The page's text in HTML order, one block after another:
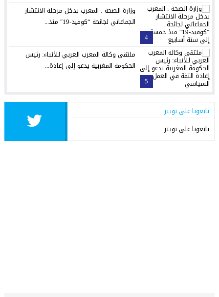
4
وزارة الصحة : المغرب يدخل مرحلة الانتشار
الجماعاتي لجائحة “كوفيد-19″ منذ...
5
ملتقى وكالة المغرب العربي للأنباء: رئيس
الحكومة المغربية يدعو إلى إعادة...
تابعونا على تويتر
تابعونا على تويتر